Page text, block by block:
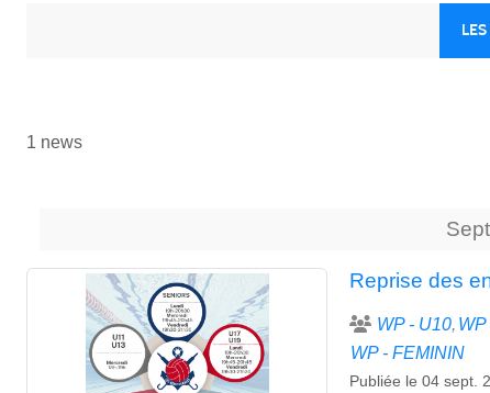
1 news
Reprise des
WP - U10 WP
WP - FEMININ
Publiée le04 sept.